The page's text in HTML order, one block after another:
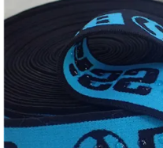
PRIVACYBELEID